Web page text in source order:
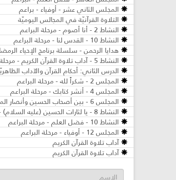
المجلس الثاني عشر - أوفياء - براعم
التلاوة القرآنيّة في المجالس اليوميّة
النشاط 2 - أنا أصوم - مرحلة البراعم
النشاط 10 - القدس لنا - مرحلة البراعم
هدايا الرحمن - سلسلة برنامج الإحياء
النشاط 5 - آداب تلاوة القرآن الكريم - مرحلة الكشّافة والمرشدات
الدرس الثاني: أحكام القرآن والآداب
المجلس 2 - شكراً لله - مرحلة البراعم
المجلس 4 - أنشر كتابك - مرحلة البراعم
المجلس 6 - بين أصحاب الحسين وأنصار المهدي (عجّل الله فرجه) - مرحلة البراعم
النشاط 8 - يا لثارات الحسين (عليه السلام) - مرحلة البراعم
النشاط 10 - فضل العلم - مرحلة البراعم
المجلس 12 - أوفياء - مرحلة البراعم
آداب تلاوة القرآن الكريم
آداب تلاوة القرآن الكريم